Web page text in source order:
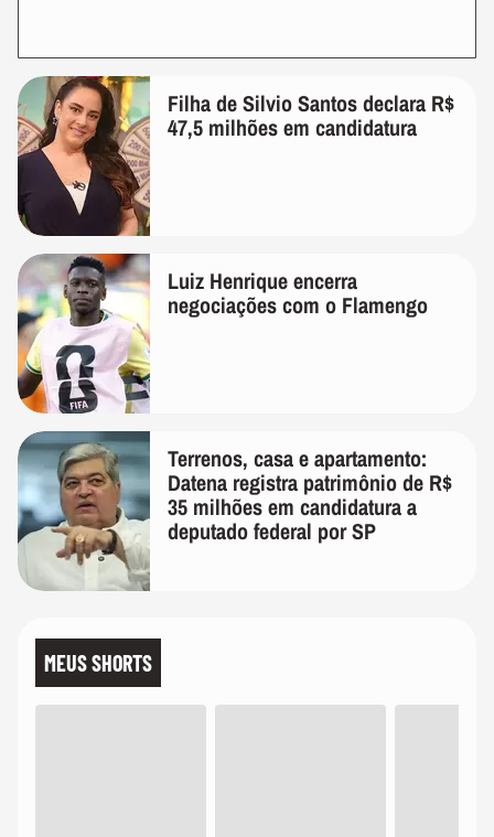
Filha de Silvio Santos declara R$
47,5 milhões em candidatura
Luiz Henrique encerra
negociações com o Flamengo
Terrenos, casa e apartamento:
Datena registra patrimônio de R$
35 milhões em candidatura a
deputado federal por SP
MEUS SHORTS